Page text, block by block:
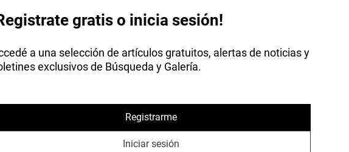
gratis o inicia sesión!
a una selección de artículos gratuitos, alertas de noticias y
exclusivos de Búsqueda y Galería.
Registrarme
Iniciar sesión